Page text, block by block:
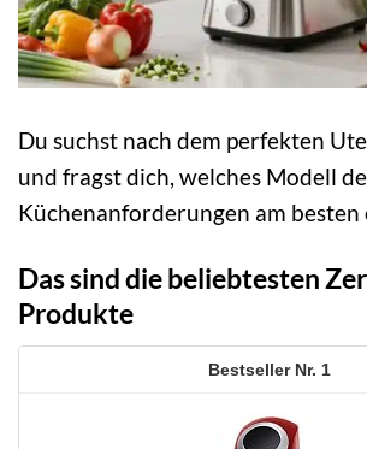
Du suchst nach dem perfekten
und fragst dich, welches Modell
Küchenanforderungen am
Das sind die beliebtesten
Produkte
1